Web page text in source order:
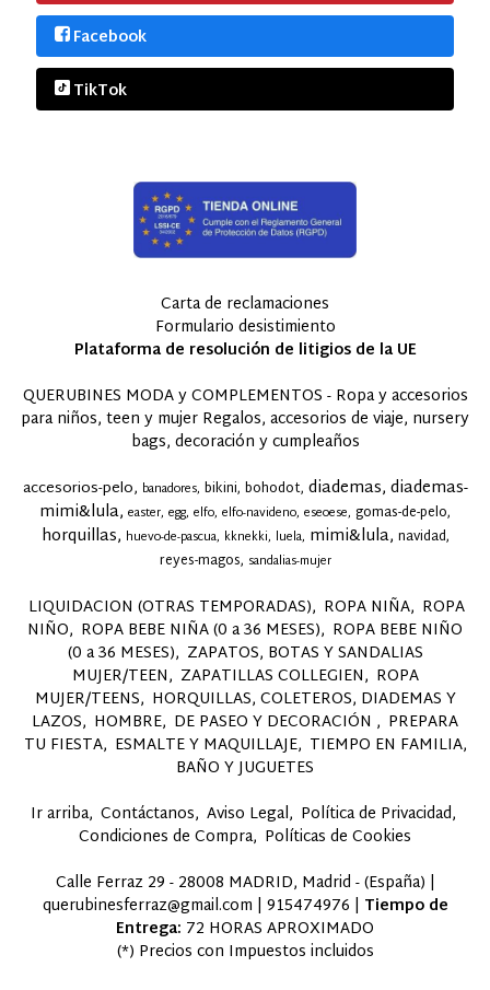
Facebook
TikTok
Carta de reclamaciones
Formulario desistimiento
Plataforma de resolución de litigios de la UE
QUERUBINES MODA y COMPLEMENTOS - Ropa y accesorios
para niños, teen y mujer Regalos, accesorios de viaje, nursery
bags, decoración y cumpleaños
accesorios-pelo banadores bikini bohodot diademas diademas-
mimi&lula easter egg elfo elfo-navideno eseoese gomas-de-pelo
horquillas huevo-de-pascua kknekki luela mimi&lula navidad
reyes-magos sandalias-mujer
LIQUIDACION (OTRAS TEMPORADAS) ROPA NIÑA ROPA
NIÑO ROPA BEBE NIÑA (0 a 36 MESES) ROPA BEBE NIÑO
(0 a 36 MESES) ZAPATOS, BOTAS Y SANDALIAS
MUJER/TEEN ZAPATILLAS COLLEGIEN ROPA
MUJER/TEENS HORQUILLAS, COLETEROS, DIADEMAS Y
LAZOS HOMBRE DE PASEO Y DECORACIÓN
PREPARA
TU FIESTA ESMALTE Y MAQUILLAJE TIEMPO EN FAMILIA,
BAÑO Y JUGUETES
Ir arriba Contáctanos Aviso Legal Política de Privacidad
Condiciones de Compra Políticas de Cookies
Calle Ferraz 29 - 28008 MADRID, Madrid - (España) |
querubinesferraz@gmail.com | 915474976 | Tiempo de
Entrega: 72 HORAS APROXIMADO
(*) Precios con Impuestos incluidos